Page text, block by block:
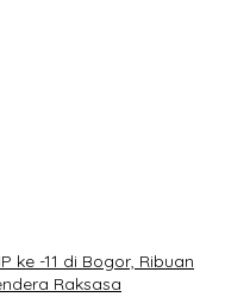
ke -11 di Bogor, Ribuan
Raksasa